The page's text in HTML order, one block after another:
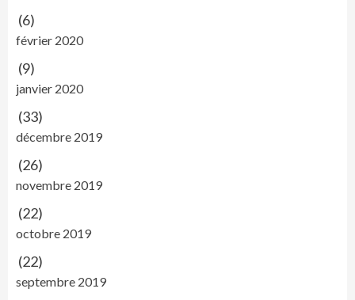
(6)
février 2020
(9)
janvier 2020
(33)
décembre 2019
(26)
novembre 2019
(22)
octobre 2019
(22)
septembre 2019